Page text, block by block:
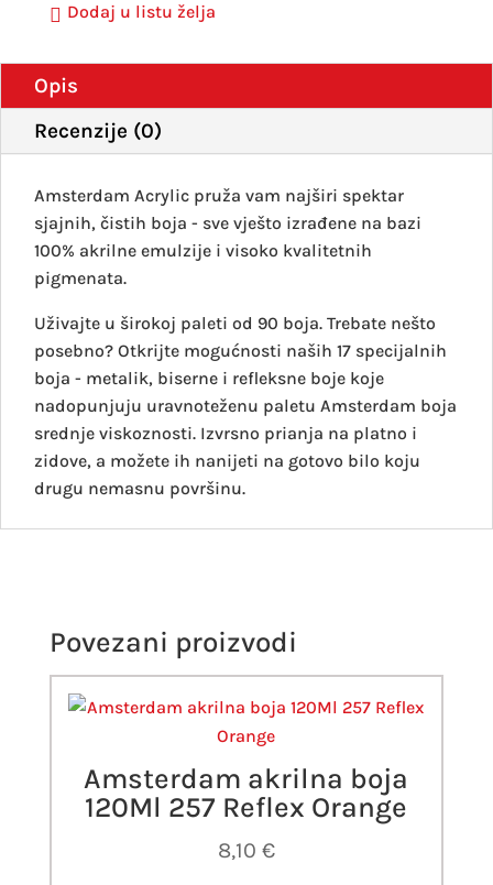
Dodaj u listu želja
Opis
Recenzije (0)
Amsterdam Acrylic pruža vam najširi spektar
sjajnih, čistih boja - sve vješto izrađene na bazi
100% akrilne emulzije i visoko kvalitetnih
pigmenata.
Uživajte u širokoj paleti od 90 boja. Trebate nešto
posebno? Otkrijte mogućnosti naših 17 specijalnih
boja - metalik, biserne i refleksne boje koje
nadopunjuju uravnoteženu paletu Amsterdam boja
srednje viskoznosti. Izvrsno prianja na platno i
zidove, a možete ih nanijeti na gotovo bilo koju
drugu nemasnu površinu.
Povezani proizvodi
Amsterdam akrilna boja
120Ml 257 Reflex Orange
8,10 €